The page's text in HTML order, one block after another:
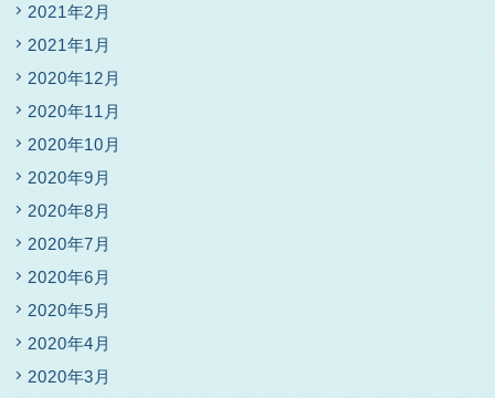
2021年2月
2021年1月
2020年12月
2020年11月
2020年10月
2020年9月
2020年8月
2020年7月
2020年6月
2020年5月
2020年4月
2020年3月